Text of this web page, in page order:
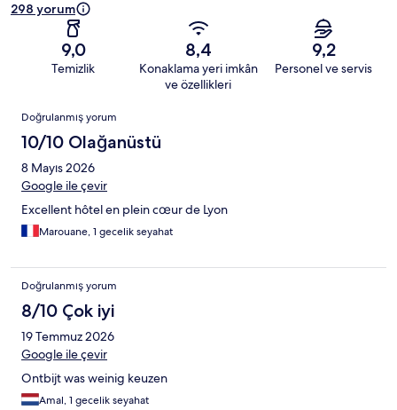
298 yorum
9,0
Temizlik
8,4
Konaklama yeri imkân
ve özellikleri
9,2
Personel ve servis
Yorumlar
Doğrulanmış yorum
10/10 Olağanüstü
8 Mayıs 2026
Google ile çevir
Excellent hôtel en plein cœur de Lyon
Marouane, 1 gecelik seyahat
Doğrulanmış yorum
8/10 Çok iyi
19 Temmuz 2026
Google ile çevir
Ontbijt was weinig keuzen
Amal, 1 gecelik seyahat